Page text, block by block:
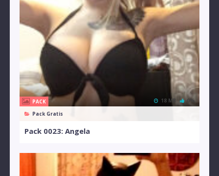
PACK
Pack Gratis
18 MB 0%
Pack 0023: Angela